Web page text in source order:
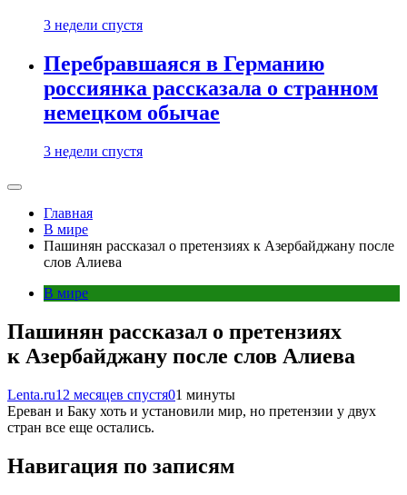
3 недели спустя
Перебравшаяся в Германию
россиянка рассказала о странном
немецком обычае
3 недели спустя
Главная
В мире
Пашинян рассказал о претензиях к Азербайджану после
слов Алиева
В мире
Пашинян рассказал о претензиях
к Азербайджану после слов Алиева
Lenta.ru12 месяцев спустя01 минуты
Ереван и Баку хоть и установили мир, но претензии у двух
стран все еще остались.
Навигация по записям